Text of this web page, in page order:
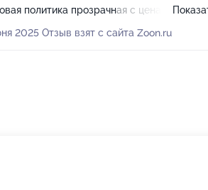
политика прозрачная с ценами не
все супер.
2025 Отзыв взят с сайта Zoon.ru